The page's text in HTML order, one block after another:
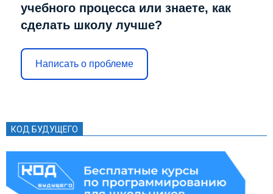
учебного процесса или знаете, как
сделать школу лучше?
Написать о проблеме
КОД БУДУЩЕГО